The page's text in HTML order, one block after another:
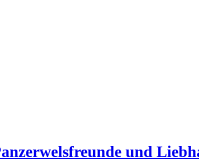
und